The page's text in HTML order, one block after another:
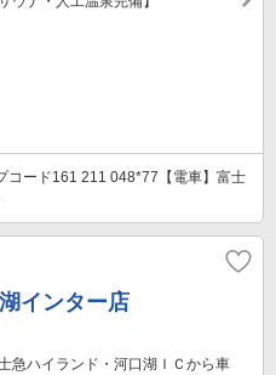
コード161 211 048*77【電車】富士
インター店
急ハイランド・河口湖ＩＣから車